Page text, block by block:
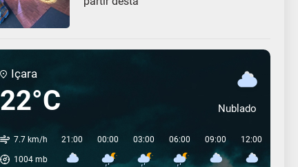
Içara
22°C Nublado
7.7 km/h
1004mb
21:00 00:00 03:00 06:00 09:00 12:00